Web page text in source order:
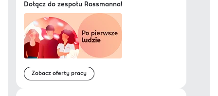
Dołącz do zespołu Rossmanna!
Zobacz oferty pracy